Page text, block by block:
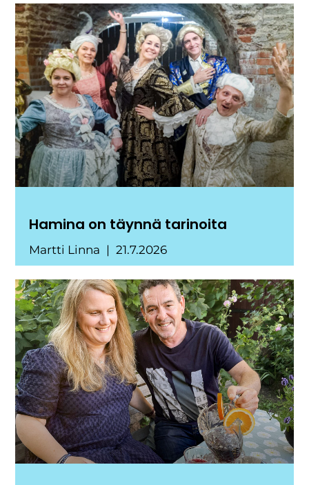
Hamina on täynnä tarinoita
Martti Linna 21.7.2026